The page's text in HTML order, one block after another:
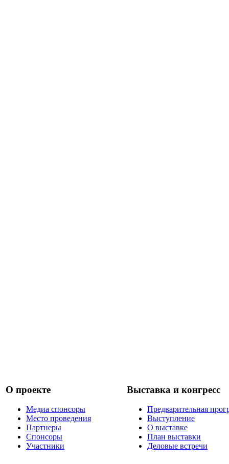
О проекте
Медиа спонсоры
Место проведения
Партнеры
Спонсоры
Участники
Выставка и конгресс
Предварительная
Выступление
О выставке
План выставки
Деловые встречи